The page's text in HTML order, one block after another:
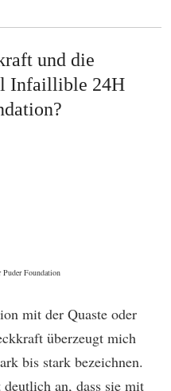
und die
Infaillible 24H
Puder Foundation
mit der Quaste oder
überzeugt mich
bis stark bezeichnen.
an, dass sie mit